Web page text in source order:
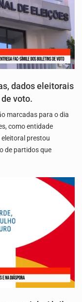
dados eleitorais
voto.
marcadas para o dia
como entidade
prestou
de partidos que